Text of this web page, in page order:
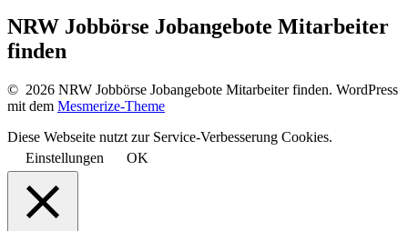
NRW Jobbörse Jobangebote Mitarbeiter
finden
© 2026 NRW Jobbörse Jobangebote Mitarbeiter finden. WordPress
mit dem Mesmerize-Theme
Diese Webseite nutzt zur Service-Verbesserung Cookies.
Einstellungen
OK